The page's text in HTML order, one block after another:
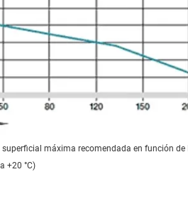
máxima recomendada en función de
+20 °C)